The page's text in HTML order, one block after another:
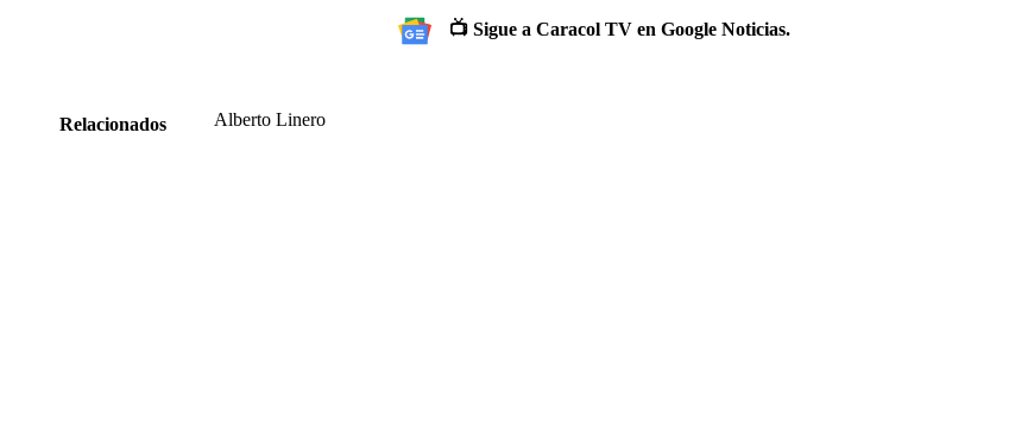
📺 Sigue a Caracol TV en Google Noticias.
Relacionados Alberto Linero